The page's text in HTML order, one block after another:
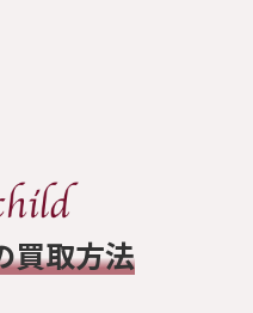
買取方法